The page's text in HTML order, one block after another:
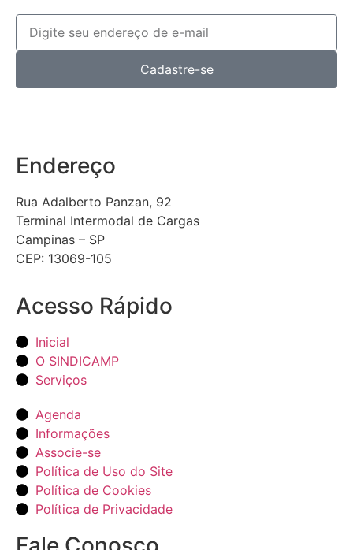
Cadastre-se
Endereço
Rua Adalberto Panzan, 92
Terminal Intermodal de Cargas
Campinas – SP
CEP: 13069-105
Acesso Rápido
Inicial
O SINDICAMP
Serviços
Agenda
Informações
Associe-se
Política de Uso do Site
Política de Cookies
Política de Privacidade